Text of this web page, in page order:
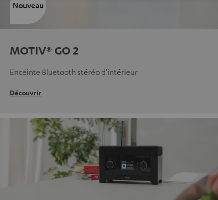
MOTIV® GO 2
Enceinte Bluetooth stéréo d'intérieur
Découvrir
Nouveau